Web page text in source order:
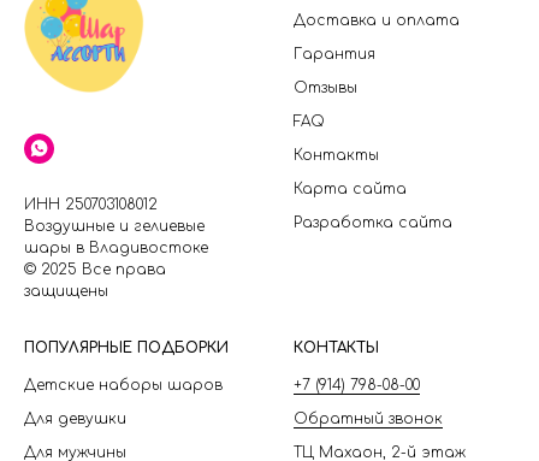
ИНН 250703108012
Воздушные и гелиевые
шары в Владивостоке
© 2025 Все права
защищены
Доставка и оплата
Гарантия
Отзывы
FAQ
Контакты
Карта сайта
Разработка сайта
ПОПУЛЯРНЫЕ ПОДБОРКИ
Детские наборы шаров
Для девушки
Для мужчины
КОНТАКТЫ
+7 (914) 798-08-00
Обратный звонок
ТЦ Махаон, 2-й этаж